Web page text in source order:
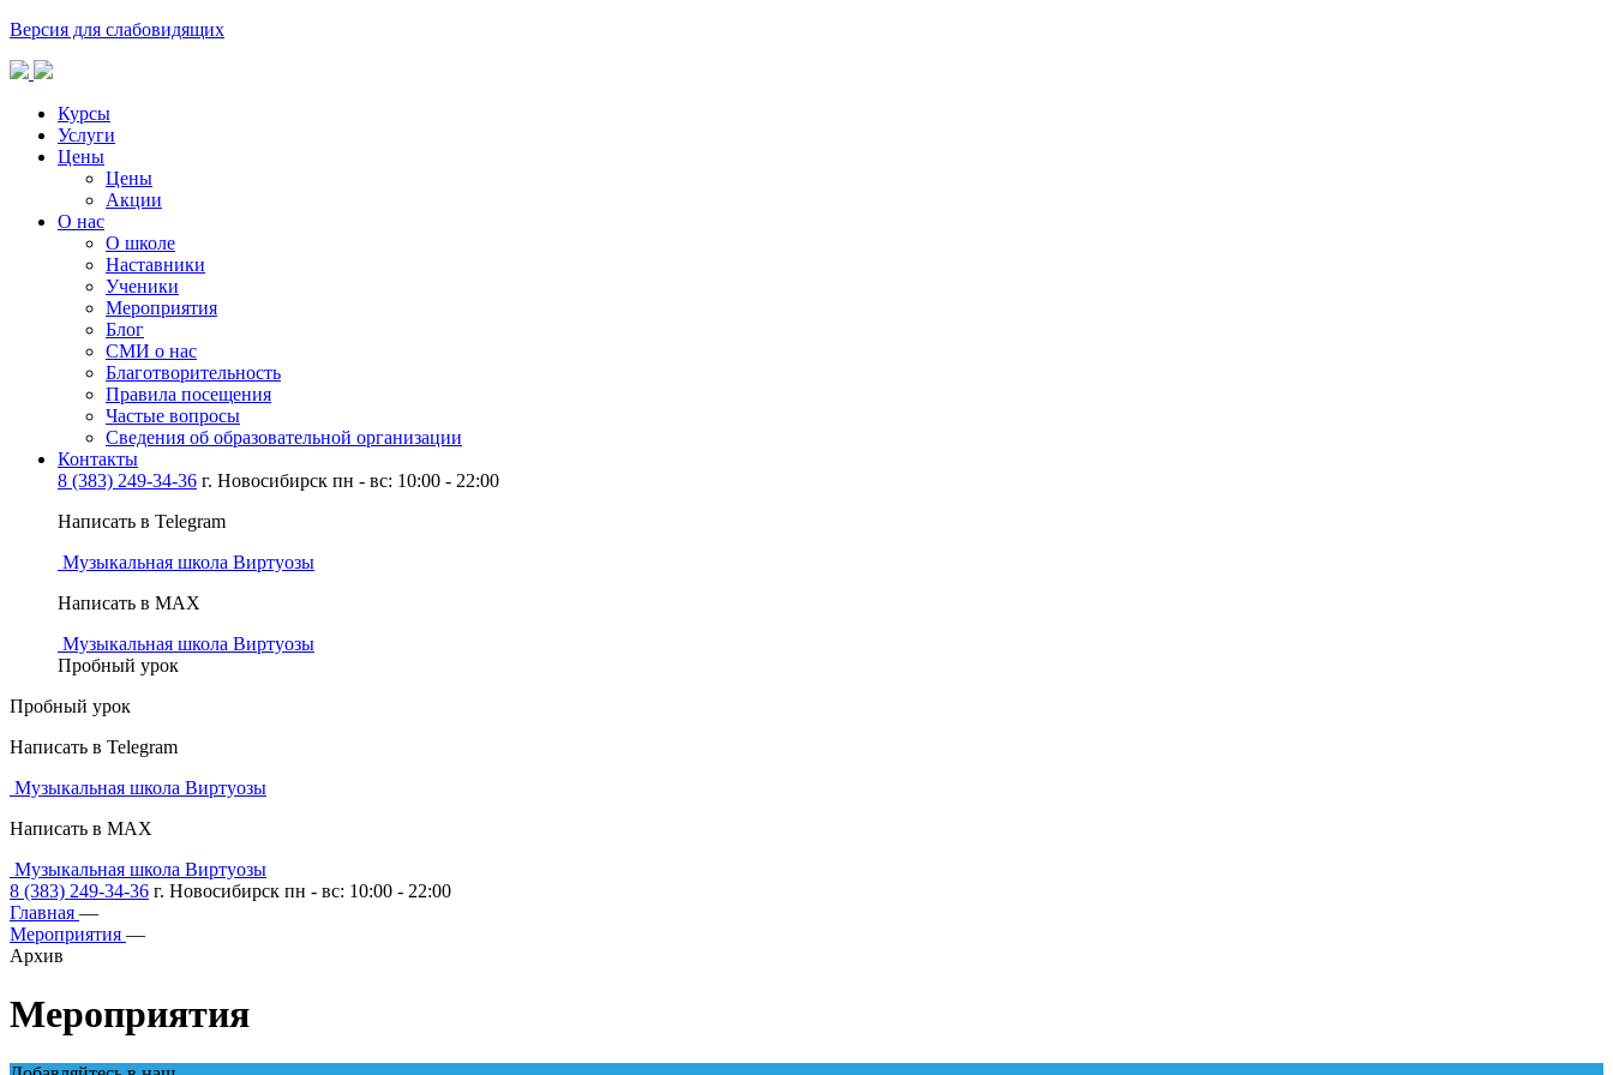
Версия для слабовидящих
Курсы
Услуги
Цены
Цены
Акции
О нас
О школе
Наставники
Ученики
Мероприятия
Блог
СМИ о нас
Благотворительность
Правила посещения
Частые вопросы
Сведения об образовательной организации
Контакты
8 (383) 249-34-36 г. Новосибирск пн - вс: 10:00 - 22:00
Написать в Telegram
Музыкальная школа Виртуозы
Написать в MAX
Музыкальная школа Виртуозы
Пробный урок
Пробный урок
Написать в Telegram
Музыкальная школа Виртуозы
Написать в MAX
Музыкальная школа Виртуозы
8 (383) 249-34-36 г. Новосибирск пн - вс: 10:00 - 22:00
Главная —
Мероприятия —
Архив
Мероприятия